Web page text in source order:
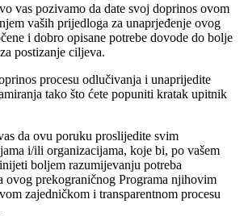
vas pozivamo da date svoj doprinos ovom
vaših prijedloga za unaprjeđenje ovog
i dobro opisane potrebe dovode do bolje
postizanje ciljeva.
procesu odlučivanja i unaprijedite
tako što ćete popuniti kratak upitnik
da ovu poruku proslijedite svim
i/ili organizacijama, koje bi, po vašem
boljem razumijevanju potreba
ovog prekograničnog Programa njihovim
zajedničkom i transparentnom procesu